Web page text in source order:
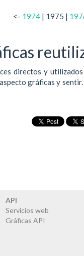
<- 1974 | 1975 |
directos y
gráficas y
API
Servicios web
Gráficas API